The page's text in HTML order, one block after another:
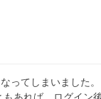
ってしまいました。